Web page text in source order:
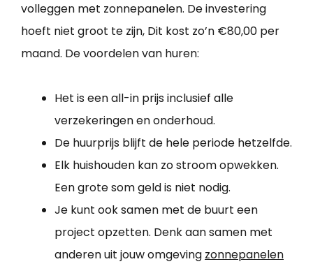
volleggen met zonnepanelen. De investering
hoeft niet groot te zijn, Dit kost zo’n €80,00 per
maand. De voordelen van huren:
Het is een all-in prijs inclusief alle
verzekeringen en onderhoud.
De huurprijs blijft de hele periode hetzelfde.
Elk huishouden kan zo stroom opwekken.
Een grote som geld is niet nodig.
Je kunt ook samen met de buurt een
project opzetten. Denk aan samen met
anderen uit jouw omgeving zonnepanelen